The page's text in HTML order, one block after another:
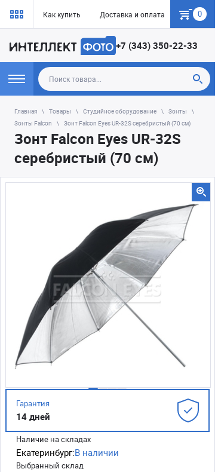
Как купить Доставка и оплата Гарантия
0
+7 (343) 350-22-33
Главная Товары Студийное оборудование
Зонты
Зонты Falcon
Зонт Falcon Eyes UR-32S серебристый (70 см)
Зонт Falcon Eyes UR-32S
серебристый (70 см)
Гарантия
14 дней
Наличие на складах
Екатеринбург:В наличии
Выбранный склад